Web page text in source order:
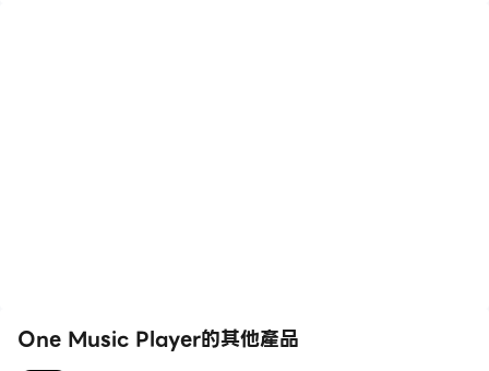
One Music Player的其他產品